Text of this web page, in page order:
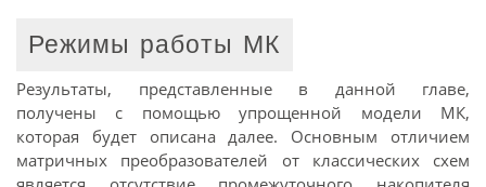
Режимы работы МК
Результаты, представленные в данной главе,
получены с помощью упрощенной модели МК,
которая будет описана далее. Основным отличием
матричных преобразователей от классических схем